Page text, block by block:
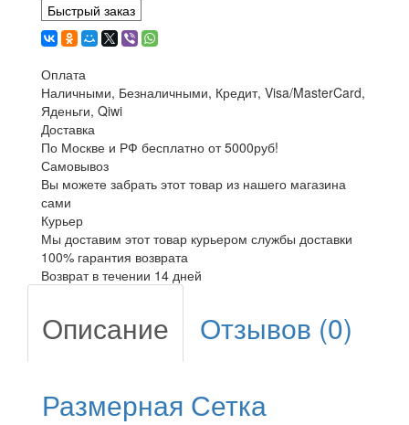
Быстрый заказ
Оплата
Наличными, Безналичными, Кредит, Visa/MasterCard,
Яденьги, Qiwi
Доставка
По Москве и РФ бесплатно от 5000руб!
Самовывоз
Вы можете забрать этот товар из нашего магазина
сами
Курьер
Мы доставим этот товар курьером службы доставки
100% гарантия возврата
Возврат в течении 14 дней
Описание
Отзывов (0)
Размерная Сетка